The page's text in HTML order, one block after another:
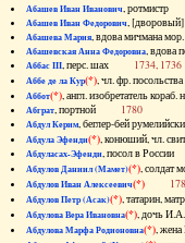
Абашев Иван Иванович,
Абашев Иван Федорович,
Абашева Мария, вдова мичмана
Абашевская Анна Федоровна,
Аббас III, перс. шах 1734, 1736
Аббе де ла Кур(*), чл. фр.
Аббот(*), англ. изобретатель
Абграт, портной 1780
Абдул Керим, беглер-бей
Абдула Эфенди(*), конюший, чл.
Абдуласах-Эфенди, посол в
Абдулов Даниил (Мамет)(*), солдат
Абдулов Иван Алексеевич(*)
Абдулов Петр (Асак)(*), татарин,
Абдулова Вера Ивановна(*), дочь
Абдулова Марфа Родионовна(*),